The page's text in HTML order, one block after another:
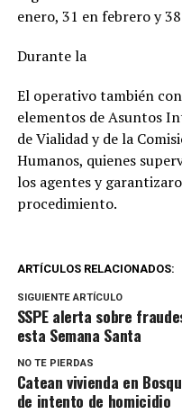
enero, 31 en febrero y
Durante la
El operativo también
elementos de Asuntos
de Vialidad y de la
Humanos, quienes
los agentes y
procedimiento.
ARTÍCULOS RELACIONADOS:
SIGUIENTE ARTÍCULO
SSPE alerta sobre
esta Semana Santa
NO TE PIERDAS
Catean vivienda en
de intento de homicidio